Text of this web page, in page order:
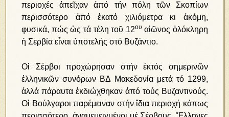
περιοχές ἀπεῖχαν ἀπό τήν πόλη τῶν Σκοπίων
περισσότερο ἀπό ἑκατό χιλιόμετρα κι ἀκόμη,
φυσικά, πώς ὡς τά τέλη τοῦ 12ου αἰῶνος ὁλόκληρη
ἡ Σερβία εἶναι ὑποτελής στό Βυζάντιο.
Οἱ Σέρβοι προχώρησαν στήν ἐκτός σημερινῶν
ἑλληνικῶν συνόρων ΒΔ Μακεδονία μετά τό 1299,
ἀλλά πάραυτα ἐκδιώχθηκαν ἀπό τούς Βυζαντινούς.
Οἱ Βούλγαροι παρέμειναν στήν ἴδια περιοχή κάπως